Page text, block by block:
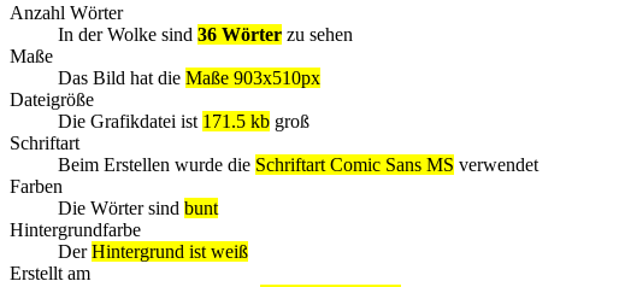
Anzahl Wörter
In der Wolke sind 36 Wörter zu sehen
Maße
Das Bild hat die Maße 903x510px
Dateigröße
Die Grafikdatei ist 171.5 kb groß
Schriftart
Beim Erstellen wurde die Schriftart Comic Sans MS verwendet
Farben
Die Wörter sind bunt
Hintergrundfarbe
DerHintergrund ist weiß
Erstellt am